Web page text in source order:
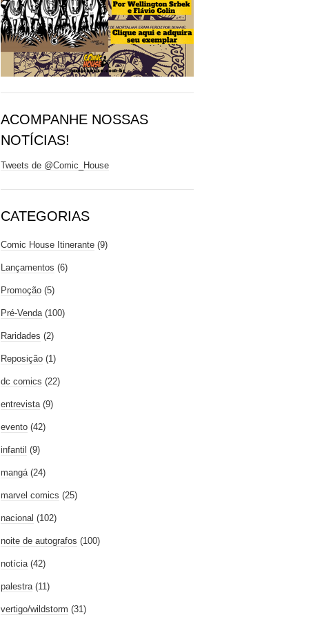
ACOMPANHE NOSSAS
NOTÍCIAS!
Tweets de @Comic_House
CATEGORIAS
Comic House Itinerante (9)
Lançamentos (6)
Promoção (5)
Pré-Venda (100)
Raridades (2)
Reposição (1)
dc comics (22)
entrevista (9)
evento (42)
infantil (9)
mangá (24)
marvel comics (25)
nacional (102)
noite de autografos (100)
notícia (42)
palestra (11)
vertigo/wildstorm (31)